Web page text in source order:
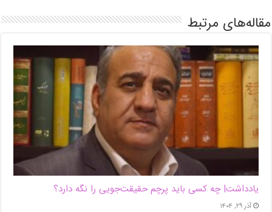
مقاله‌های مرتبط
یادداشت| ‌چه کسی باید پرچم حقیقت‌جویی را نگه دارد؟
آذر ۲۹, ۱۴۰۴